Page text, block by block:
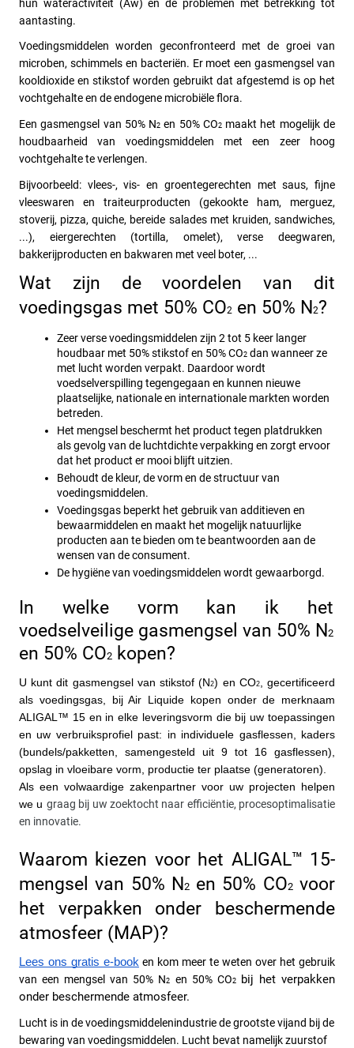
hun wateractiviteit (Aw) en de problemen met betrekking tot
aantasting.
Voedingsmiddelen worden geconfronteerd met de groei van
microben, schimmels en bacteriën. Er moet een gasmengsel van
kooldioxide en stikstof worden gebruikt dat afgestemd is op het
vochtgehalte en de endogene microbiële flora.
Een gasmengsel van 50% N2 en 50% CO2 maakt het mogelijk de
houdbaarheid van voedingsmiddelen met een zeer hoog
vochtgehalte te verlengen.
Bijvoorbeeld: vlees-, vis- en groentegerechten met saus, fijne
vleeswaren en traiteurproducten (gekookte ham, merguez,
stoverij, pizza, quiche, bereide salades met kruiden, sandwiches,
...), eiergerechten (tortilla, omelet), verse deegwaren,
bakkerijproducten en bakwaren met veel boter, ...
Wat zijn de voordelen van dit
voedingsgas met 50% CO2 en 50% N2?
Zeer verse voedingsmiddelen zijn 2 tot 5 keer langer
houdbaar met 50% stikstof en 50% CO2 dan wanneer ze
met lucht worden verpakt. Daardoor wordt
voedselverspilling tegengegaan en kunnen nieuwe
plaatselijke, nationale en internationale markten worden
betreden.
Het mengsel beschermt het product tegen platdrukken
als gevolg van de luchtdichte verpakking en zorgt ervoor
dat het product er mooi blijft uitzien.
Behoudt de kleur, de vorm en de structuur van
voedingsmiddelen.
Voedingsgas beperkt het gebruik van additieven en
bewaarmiddelen en maakt het mogelijk natuurlijke
producten aan te bieden om te beantwoorden aan de
wensen van de consument.
De hygiëne van voedingsmiddelen wordt gewaarborgd.
In welke vorm kan ik het
voedselveilige gasmengsel van 50% N 2
en 50% CO2 kopen?
U kunt dit gasmengsel van stikstof (N2) en CO2, gecertificeerd
als voedingsgas, bij Air Liquide kopen onder de merknaam
ALIGAL™ 15 en in elke leveringsvorm die bij uw toepassingen
en uw verbruiksprofiel past: in individuele gasflessen, kaders
(bundels/pakketten, samengesteld uit 9 tot 16 gasflessen),
opslag in vloeibare vorm, productie ter plaatse (generatoren).
Als een volwaardige zakenpartner voor uw projecten helpen
we u graag bij uw zoektocht naar efficiëntie, procesoptimalisatie
en innovatie.
Waarom kiezen voor het ALIGAL™ 15-
mengsel van 50% N2 en 50% CO2 voor
het verpakken onder beschermende
atmosfeer (MAP)?
Lees ons gratis e-book en kom meer te weten over het gebruik
van een mengsel van 50% N2 en 50% CO2
bij het verpakken
onder beschermende atmosfeer.
Lucht is in de voedingsmiddelenindustrie de grootste vijand bij de
bewaring van voedingsmiddelen. Lucht bevat namelijk zuurstof